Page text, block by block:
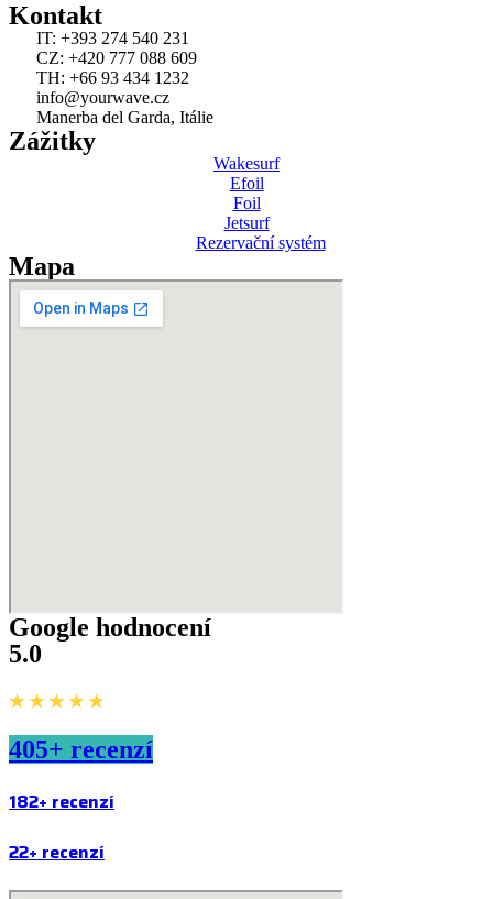
Kontakt
IT: +393 274 540 231
CZ: +420 777 088 609
TH: +66 93 434 1232
info@yourwave.cz
Manerba del Garda, Itálie
Zážitky
Wakesurf
Efoil
Foil
Jetsurf
Rezervační systém
Mapa
Google hodnocení
5.0
★ ★ ★ ★ ★
405+ recenzí
182+ recenzí
22+ recenzí